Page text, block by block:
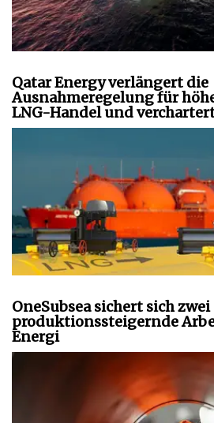
Qatar Energy verlängert die
Ausnahmeregelung für
LNG-Handel und
OneSubsea sichert sich zwei
produktionssteigernde
Energi